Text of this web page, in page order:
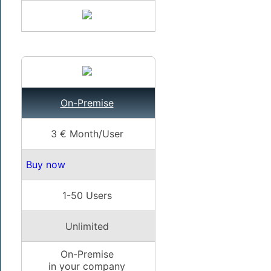
On-Premise
3 € Month/User
Buy now
1-50 Users
Unlimited
On-Premise
in your company